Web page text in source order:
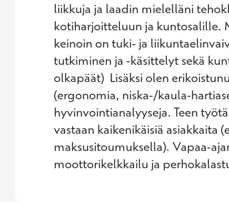
liikkuja ja laadin mielelläni
kotiharjoitteluun ja kuntosalille.
keinoin on tuki- ja
tutkiminen ja -käsittelyt sekä
olkapäät)  Lisäksi olen
(ergonomia, niska-/kaula-
hyvinvointianalyyseja. Teen
vastaan kaikenikäisiä asiakkaita
maksusitoumuksella). Vapaa-
moottorikelkkailu ja